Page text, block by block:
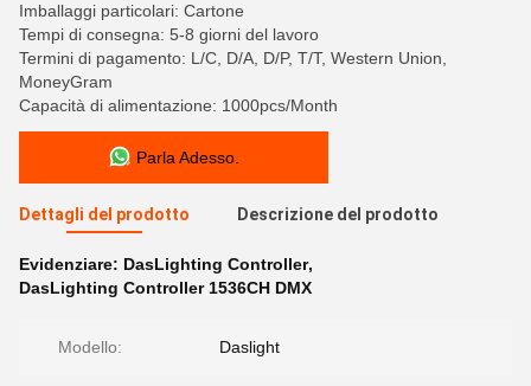
Imballaggi particolari: Cartone
Tempi di consegna: 5-8 giorni del lavoro
Termini di pagamento: L/C, D/A, D/P, T/T, Western Union,
MoneyGram
Capacità di alimentazione: 1000pcs/Month
Parla Adesso.
Dettagli del prodotto Descrizione del prodotto
Evidenziare: DasLighting Controller,
DasLighting Controller 1536CH DMX
Modello: Daslight